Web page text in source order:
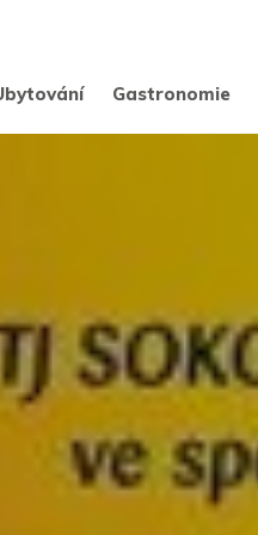
Gastronomie